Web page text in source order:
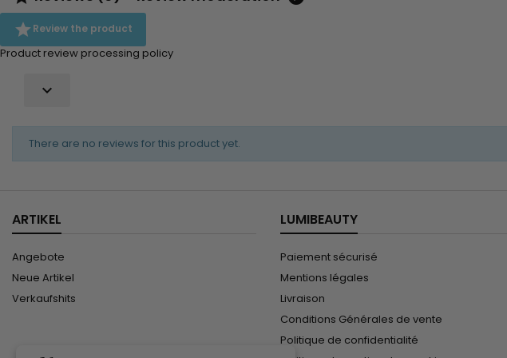
Review the product
Product review processing policy

There are no reviews for this product yet.
ARTIKEL
Angebote
Neue Artikel
Verkaufshits
LUMIBEAUTY
Paiement sécurisé
Mentions légales
Livraison
Conditions Générales de vente
Politique de confidentialité